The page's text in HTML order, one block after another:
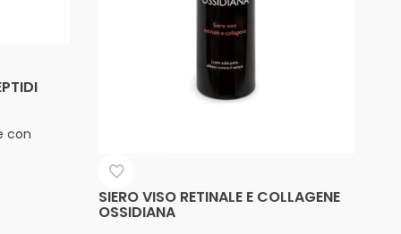
con
SIERO VISO RETINALE E COLLAGENE
OSSIDIANA